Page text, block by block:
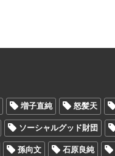
増子直純 怒髪天
ソーシャルグッド財団
孫向文 石原良純